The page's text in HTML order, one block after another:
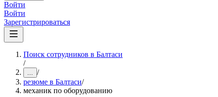
Войти
Войти
Зарегистрироваться
Поиск сотрудников в Балтаси
/
... /
резюме в Балтаси/
механик по оборудованию